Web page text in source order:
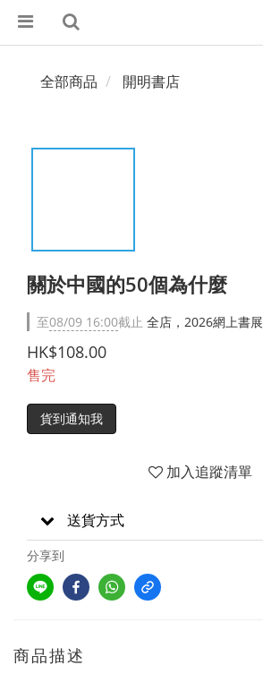
全部商品 開明書店
關於中國的50個為什麼
至08/09 16:00截止 全店，2026網上書展
HK$108.00
售完
貨到通知我
加入追蹤清單
送貨方式
分享到
商品描述